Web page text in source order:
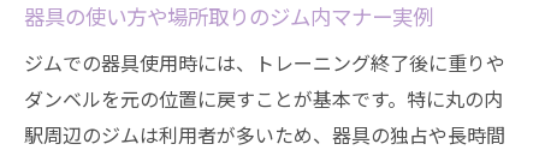
器具の使い方や場所取りのジム内マナー実例
ジムでの器具使用時には、トレーニング終了後に重りや
ダンベルを元の位置に戻すことが基本です。特に丸の内
駅周辺のジムは利用者が多いため、器具の独占や長時間